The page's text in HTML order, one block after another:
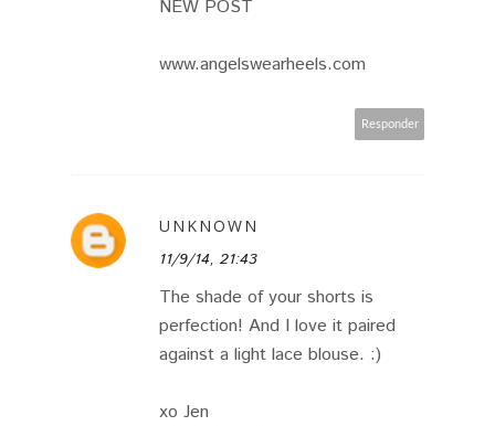
NEW POST
www.angelswearheels.com
Responder
UNKNOWN
11/9/14, 21:43
The shade of your shorts is
perfection! And I love it paired
against a light lace blouse. :)
xo Jen